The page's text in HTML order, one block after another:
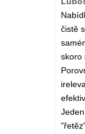
čistě
skoro